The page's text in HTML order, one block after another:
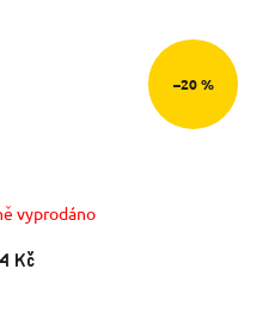
–20 %
vyprodáno
Kč